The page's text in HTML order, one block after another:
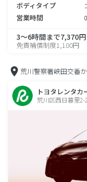
ボディタイプ
営業時間
3～6時間まで7,370円
免責補償制度1,100円
荒川警察署峡田交番
トヨタレンタカ
荒川区西日暮里2-